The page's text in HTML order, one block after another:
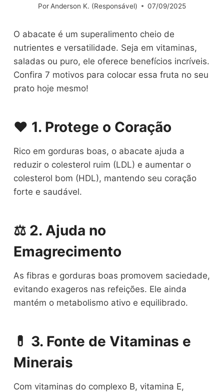
Por Anderson K. (Responsável) 07/09/2025
O abacate é um superalimento cheio de
nutrientes e versatilidade. Seja em vitaminas,
saladas ou puro, ele oferece benefícios incríveis.
Confira 7 motivos para colocar essa fruta no seu
prato hoje mesmo!
❤️ 1. Protege o Coração
Rico em gorduras boas, o abacate ajuda a
reduzir o colesterol ruim (LDL) e aumentar o
colesterol bom (HDL), mantendo seu coração
forte e saudável.
⚖️ 2. Ajuda no
Emagrecimento
As fibras e gorduras boas promovem saciedade,
evitando exageros nas refeições. Ele ainda
mantém o metabolismo ativo e equilibrado.
💊 3. Fonte de Vitaminas e
Minerais
Com vitaminas do complexo B, vitamina E,